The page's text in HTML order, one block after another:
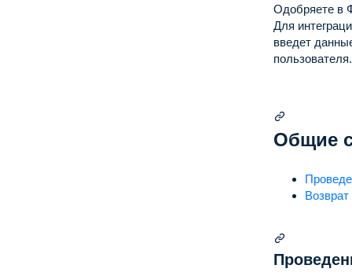
Одобряете в
Для
введет
пользователя.
Общие